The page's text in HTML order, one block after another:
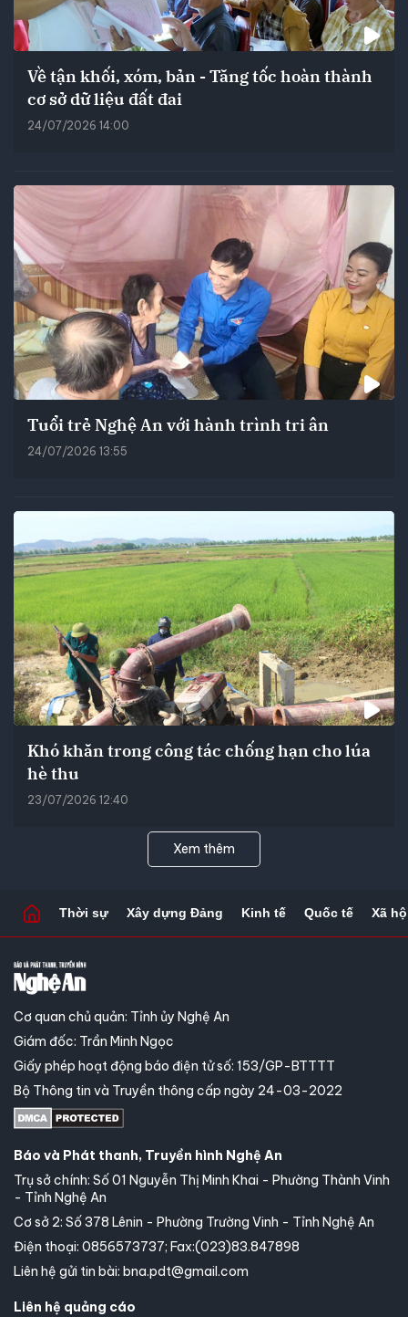
Về tận khối, xóm, bản - Tăng tốc hoàn thành
cơ sở dữ liệu đất đai
24/07/2026 14:00
Tuổi trẻ Nghệ An với hành trình tri ân
24/07/2026 13:55
Khó khăn trong công tác chống hạn cho lúa
hè thu
23/07/2026 12:40
Xem thêm
Thời sự Xây dựng Đảng Kinh tế Quốc tế Xã
Cơ quan chủ quản: Tỉnh ủy Nghệ An
Giám đốc: Trần Minh Ngọc
Giấy phép hoạt động báo điện tử số: 153/GP-BTTTT
Bộ Thông tin và Truyền thông cấp ngày 24-03-2022
Báo và Phát thanh, Truyền hình Nghệ An
Trụ sở chính: Số 01 Nguyễn Thị Minh Khai - Phường Thành Vinh
- Tỉnh Nghệ An
Cơ sở 2: Số 378 Lênin - Phường Trường Vinh - Tỉnh Nghệ An
Điện thoại: 0856573737; Fax:(023)83.847898
Liên hệ gửi tin bài: bna.pdt@gmail.com
Liên hệ quảng cáo